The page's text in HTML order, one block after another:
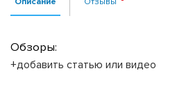
Обзоры:
+добавить статью или видео